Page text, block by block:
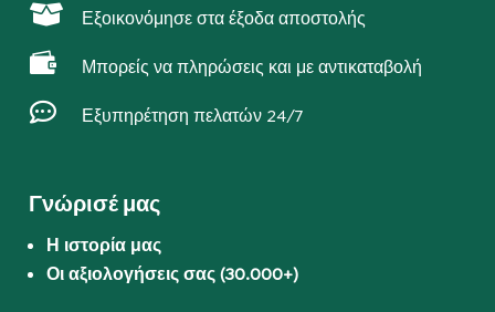
 Εξοικονόμησε στα έξοδα αποστολής
 Μπορείς να πληρώσεις και με αντικαταβολή
 Εξυπηρέτηση πελατών 24/7
Γνώρισέ μας
Η ιστορία μας
Οι αξιολογήσεις σας (30.000+)